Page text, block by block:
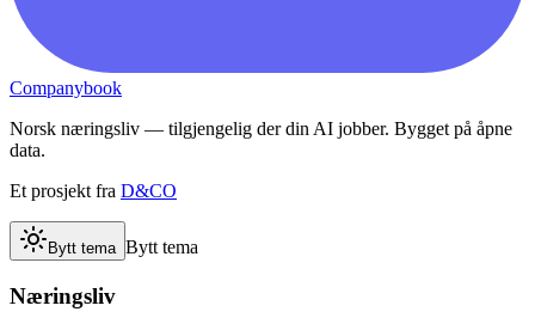
Companybook
Norsk næringsliv — tilgjengelig der din AI jobber. Bygget på åpne
data.
Et prosjekt fra D&CO
Bytt tema Bytt tema
Næringsliv